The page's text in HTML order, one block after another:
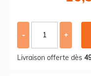
- +
Livraison offerte dès